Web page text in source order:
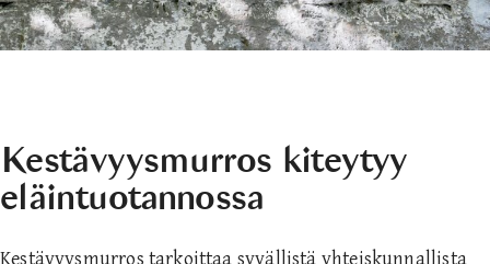
Kestävyysmurros kiteytyy
eläintuotannossa
Kestävyysmurros tarkoittaa syvällistä yhteiskunnallista